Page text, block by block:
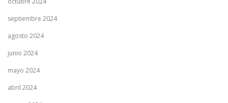
septiembre 2024
agosto 2024
junio 2024
mayo 2024
abril 2024